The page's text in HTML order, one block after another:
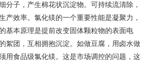
分子，产生棉花状沉淀物。可持续流清除，
产效率。氯化镁的一个重要性能是凝聚力，
基本原理是提前改变固体颗粒物的表面电
絮团，互相拥抱沉淀。如做豆腐，用卤水做
用食品级氯化镁。这是市场调控的问题，这